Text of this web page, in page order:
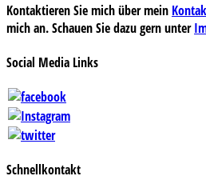
Kontaktieren Sie mich über mein
mich an. Schauen Sie dazu gern unter
Social Media Links
Schnellkontakt